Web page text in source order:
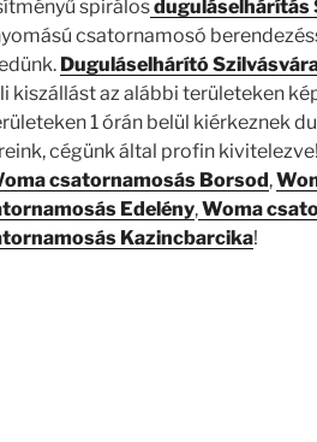
spirálosduguláselhárítás
csatornamosó
Duguláselhárító
kiszállást az alábbi területeken
1 órán belül kiérkeznek
cégünk által profin kivitelezve!
csatornamosás Borsod,
Edelény,Woma
Kazincbarcika!